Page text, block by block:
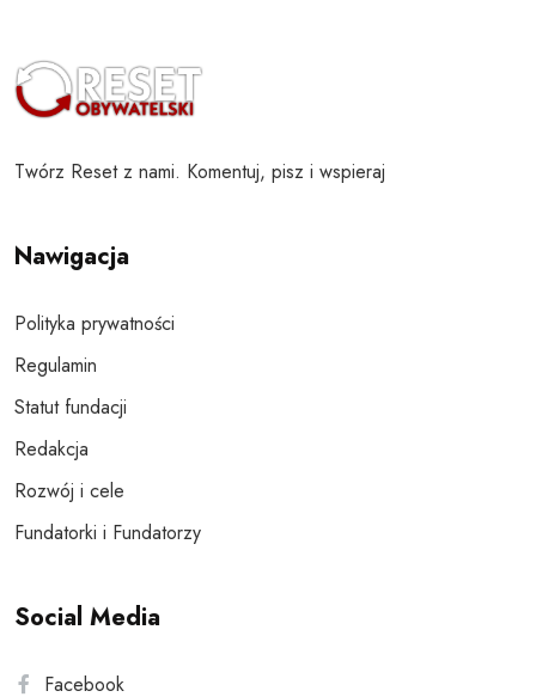
Twórz Reset z nami. Komentuj, pisz i wspieraj
Nawigacja
Polityka prywatności
Regulamin
Statut fundacji
Redakcja
Rozwój i cele
Fundatorki i Fundatorzy
Social Media
Facebook